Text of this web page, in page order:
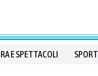
E SPETTACOLI SPORT